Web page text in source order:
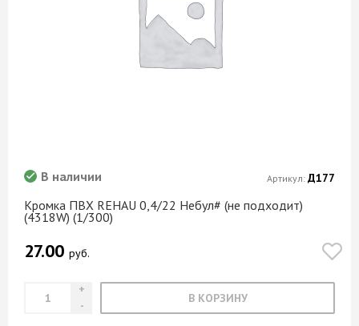
Кромка ПВХ REHAU 0,4/22 Небул# (не подходит)
(4318W) (1/300)
В наличии
27.00 руб.
В КОРЗИНУ
Артикул: Д177